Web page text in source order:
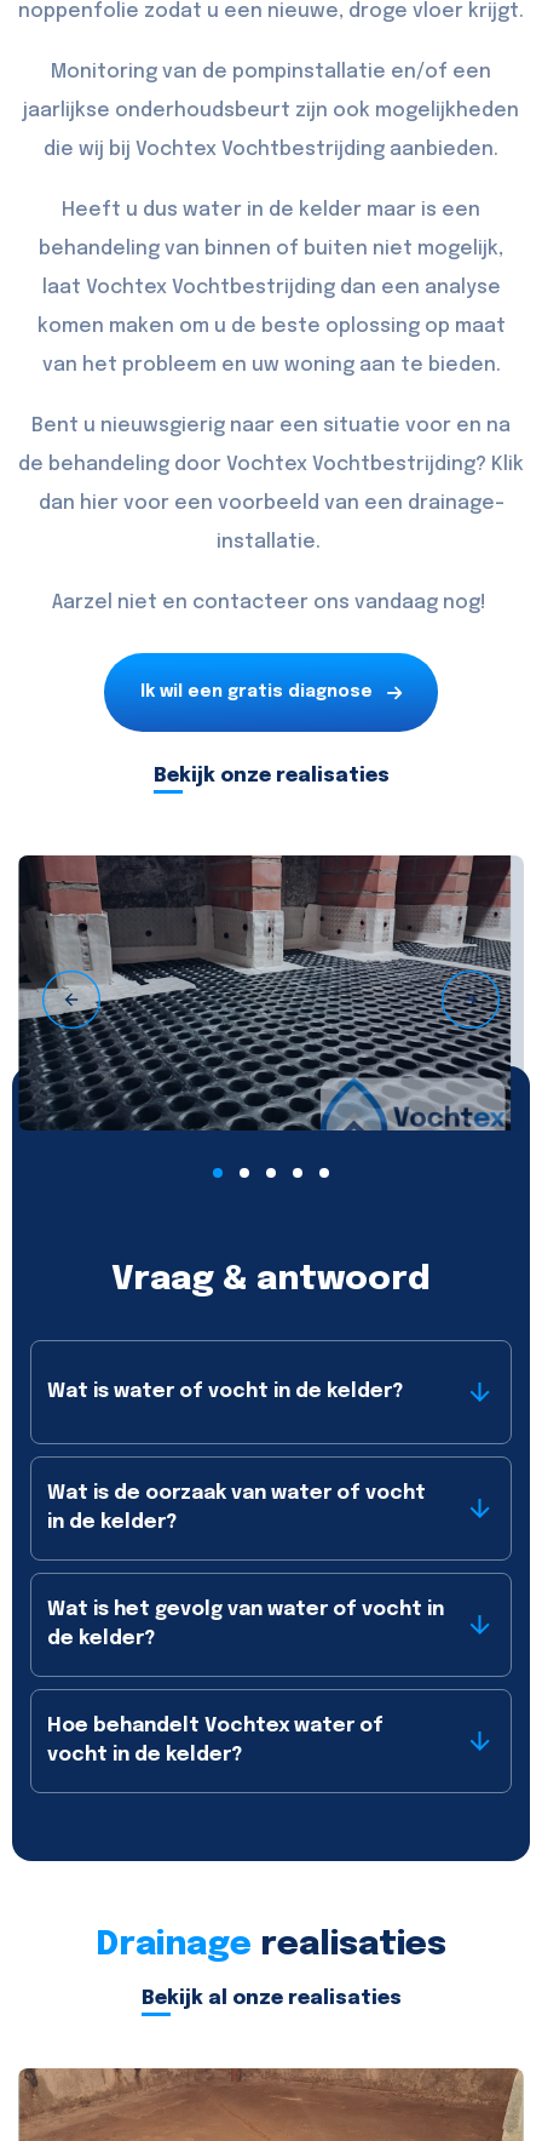
noppenfolie zodat u een nieuwe, droge vloer krijgt.
Monitoring van de pompinstallatie en/of een
jaarlijkse onderhoudsbeurt zijn ook mogelijkheden
die wij bij Vochtex Vochtbestrijding aanbieden.
Heeft u dus water in de kelder maar is een
behandeling van binnen of buiten niet mogelijk,
laat Vochtex Vochtbestrijding dan een analyse
komen maken om u de beste oplossing op maat
van het probleem en uw woning aan te bieden.
Bent u nieuwsgierig naar een situatie voor en na
de behandeling door Vochtex Vochtbestrijding? Klik
dan hiervoor een voorbeeld van een drainage-
installatie.
Aarzel niet en contacteerons vandaag nog!
Ik wil een gratis diagnose
Bekijk onze realisaties
Vraag & antwoord
Wat is water of vocht in de kelder?
Wat is de oorzaak van water of vocht
in de kelder?
Wat is het gevolg van water of vocht in
de kelder?
Hoe behandelt Vochtex water of
vocht in de kelder?
Drainage realisaties
Bekijk al onze realisaties